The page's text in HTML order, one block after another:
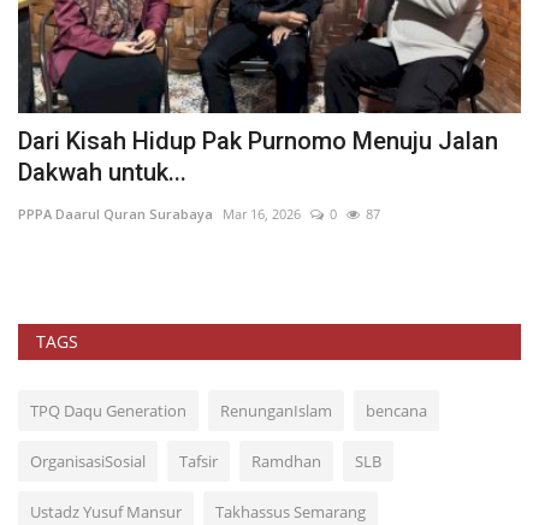
Dari Kisah Hidup Pak Purnomo Menuju Jalan
Dakwah untuk...
PPPA Daarul Quran Surabaya Mar 16, 2026 0 87
TAGS
TPQ Daqu Generation RenunganIslam bencana
OrganisasiSosial Tafsir Ramdhan SLB
Ustadz Yusuf Mansur Takhassus Semarang